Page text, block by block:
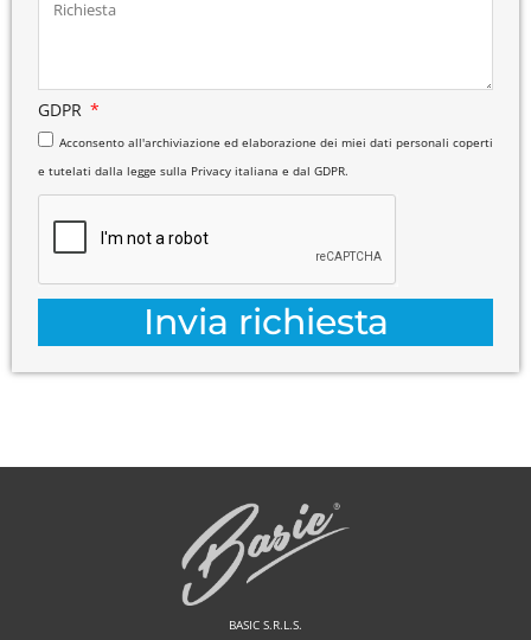
GDPR
Acconsento all'archiviazione ed elaborazione dei miei dati personali coperti
e tutelati dalla legge sulla Privacy italiana e dal GDPR.
Invia richiesta
BASIC S.R.L.S.